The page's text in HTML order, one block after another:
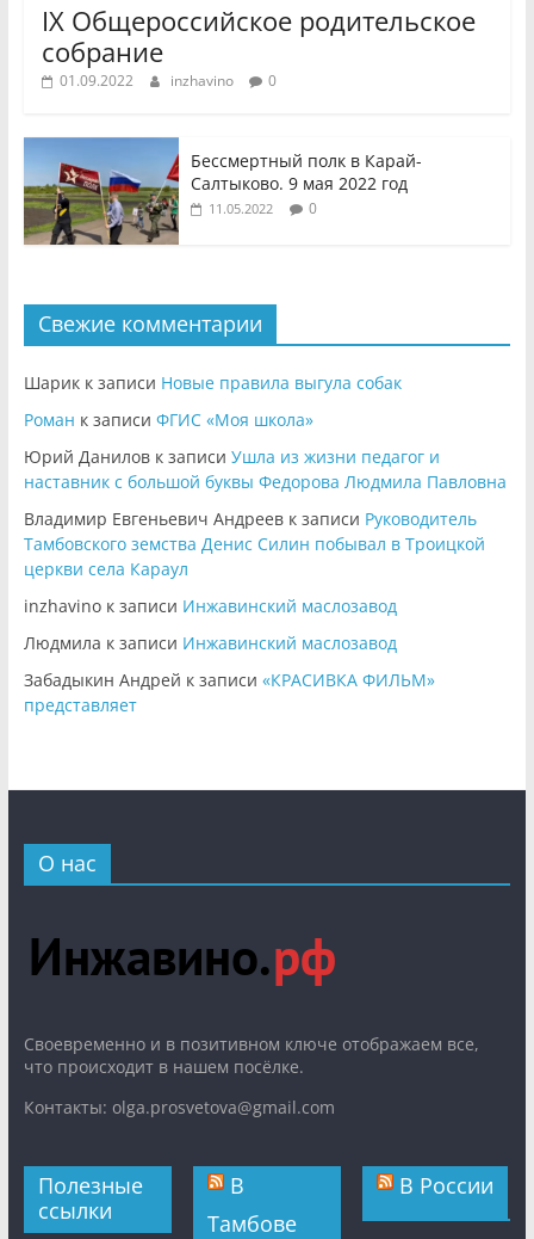
IX Общероссийское родительское
собрание
01.09.2022 inzhavino 0
Бессмертный полк в Карай-
Салтыково. 9 мая 2022 год
11.05.2022 0
Свежие комментарии
Шарикк записи Новые правила выгула собак
Роман к записи ФГИС «Моя школа»
Юрий Даниловк записи Ушла из жизни педагог и
наставник с большой буквы Федорова Людмила Павловна
Владимир Евгеньевич Андреевк записи Руководитель
Тамбовского земства Денис Силин побывал в Троицкой
церкви села Караул
inzhavinoк записи Инжавинский маслозавод
Людмила к записи Инжавинский маслозавод
Забадыкин Андрей к записи «КРАСИВКА ФИЛЬМ»
представляет
О нас
Cвоевременно и в позитивном ключе отображаем все,
что происходит в нашем посёлке.
Контакты: olga.prosvetova@gmail.com
Полезные
ссылки
В
Тамбове
В России